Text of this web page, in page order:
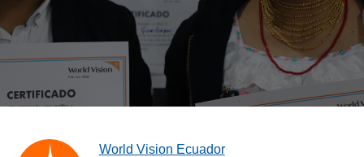
World Vision Ecuador